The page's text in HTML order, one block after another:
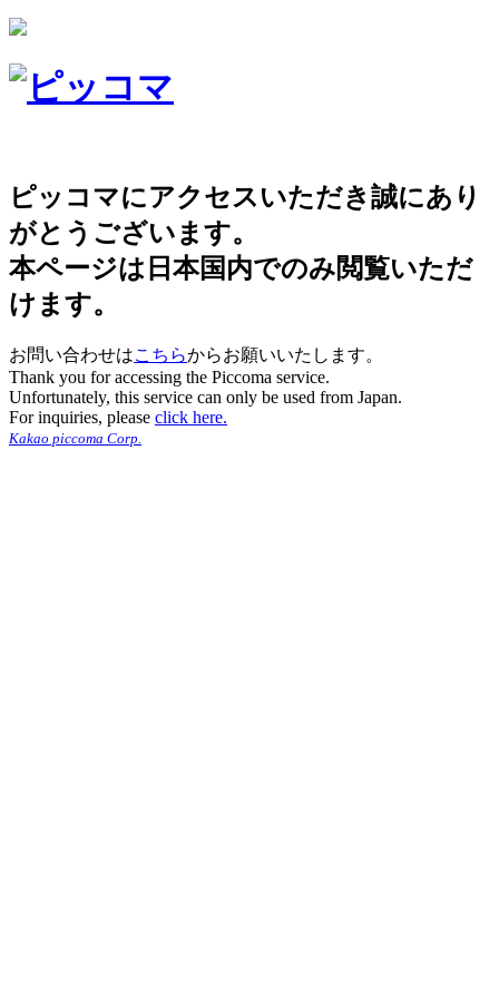
ピッコマにアクセスいただき誠にあり
がとうございます。
本ページは日本国内でのみ閲覧いただ
けます。
お問い合わせはこちらからお願いいたします。
Thank you for accessing the Piccoma service.
Unfortunately, this service can only be used from Japan.
For inquiries, please click here.
Kakao piccoma Corp.